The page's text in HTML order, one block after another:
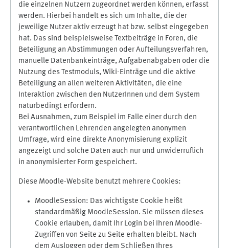
die einzelnen Nutzern zugeordnet werden können, erfasst
werden. Hierbei handelt es sich um Inhalte, die der
jeweilige Nutzer aktiv erzeugt hat bzw. selbst eingegeben
hat. Das sind beispielsweise Textbeiträge in Foren, die
Beteiligung an Abstimmungen oder Aufteilungsverfahren,
manuelle Datenbankeinträge, Aufgabenabgaben oder die
Nutzung des Testmoduls, Wiki-Einträge und die aktive
Beteiligung an allen weiteren Aktivitäten, die eine
Interaktion zwischen den NutzerInnen und dem System
naturbedingt erfordern.
Bei Ausnahmen, zum Beispiel im Falle einer durch den
verantwortlichen Lehrenden angelegten anonymen
Umfrage, wird eine direkte Anonymisierung explizit
angezeigt und solche Daten auch nur und unwiderruflich
in anonymisierter Form gespeichert.
Diese Moodle-Website benutzt mehrere Cookies:
MoodleSession: Das wichtigste Cookie heißt
standardmäßig MoodleSession. Sie müssen dieses
Cookie erlauben, damit Ihr Login bei Ihren Moodle-
Zugriffen von Seite zu Seite erhalten bleibt. Nach
dem Ausloggen oder dem Schließen Ihres